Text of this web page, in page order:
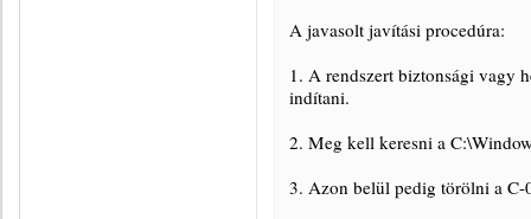
A javasolt javítási procedúra:
1. A rendszert biztonsági vagy
indítani.
2. Meg kell keresni a
3. Azon belül pedig törölni a